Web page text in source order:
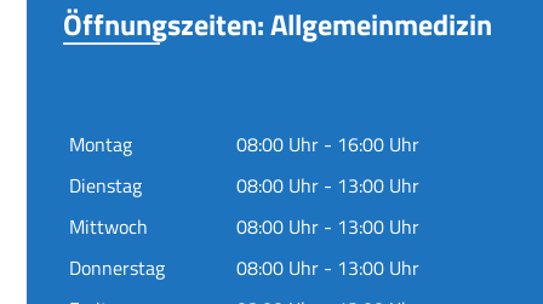
Öffnungszeiten: Allgemeinmedizin
Montag
08:00 Uhr - 16:00 Uhr
Dienstag
08:00 Uhr - 13:00 Uhr
Mittwoch
08:00 Uhr - 13:00 Uhr
Donnerstag
08:00 Uhr - 13:00 Uhr